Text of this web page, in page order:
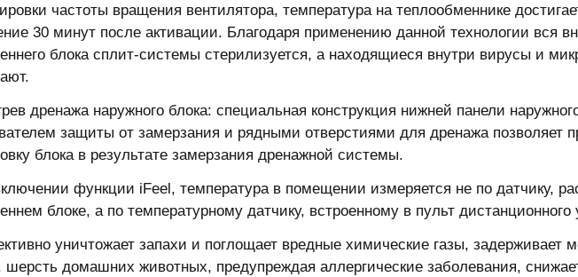
частоты вращения вентилятора, температура на теплообменнике
30 минут после активации. Благодаря применению данной технологии вся
блока сплит-системы стерилизуется, а находящиеся внутри вирусы и
дренажа наружного блока: специальная конструкция нижней панели
защиты от замерзания и рядными отверстиями для дренажа позволяет
блока в результате замерзания дренажной системы.
функции iFeel, температура в помещении измеряется не по датчику,
блоке, а по температурному датчику, встроенному в пульт дистанционного
уничтожает запахи и поглощает вредные химические газы, задерживает
шерсть домашних животных, предупреждая аллергические заболевания,